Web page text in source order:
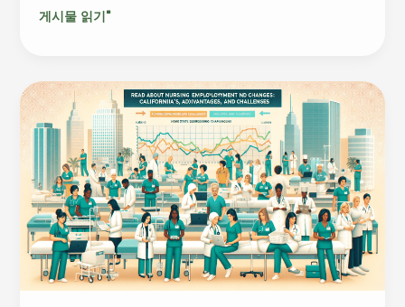
혁
미
래
준
하
기
게시물 읽기"
미
국
주
간
호
사
고
용
현